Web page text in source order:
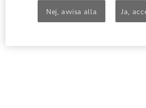
Nej, avvisa alla Ja,